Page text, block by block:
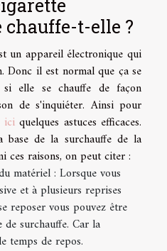
chauffe-t-elle ?
un appareil électronique qui
Donc il est normal que ça se
si elle se chauffe de façon
de s'inquiéter. Ainsi pour
iciquelques astuces efficaces.
base de la surchauffe de la
ces raisons, on peut citer :
matériel : Lorsque vous
et à plusieurs reprises
reposer vous pouvez être
surchauffe. Car la
temps de repos.